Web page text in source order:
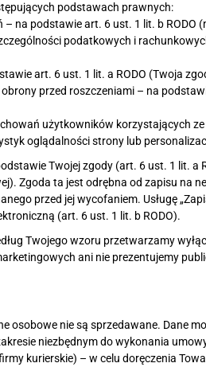
podstawach prawnych:
na podstawie art. 6 ust. 1 lit. b RODO
podatkowych i
art. 6 ust. 1 lit. a RODO (Twoja
przed roszczeniami – na
użytkowników korzystających
oglądalności strony lub
Twojej zgody (art. 6 ust. 1 lit. a
Zgoda ta jest odrębna od zapisu na
przed jej wycofaniem. Usługę
(art. 6 ust. 1 lit. b RODO).
Twojego wzoru przetwarzamy
ani nie prezentujemy
osobowe nie są sprzedawane. Dane
niezbędnym do wykonania
kurierskie) – w celu doręczenia